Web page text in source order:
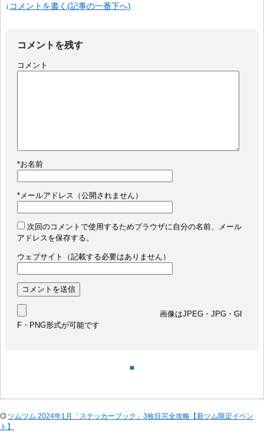
↓ コメントを書く(記事の一番下へ)
コメントを残す
コメント
*お名前
* メールアドレス（公開されません）
次回のコメントで使用するためブラウザに自分の名前、メール
アドレスを保存する。
ウェブサイト（記載する必要はありません）
画像はJPEG・JPG・GI
F・PNG形式が可能です
■
ツムツム 2024年1月「ステッカーブック」3枚目完全攻略【新ツム限定イベン
ト】